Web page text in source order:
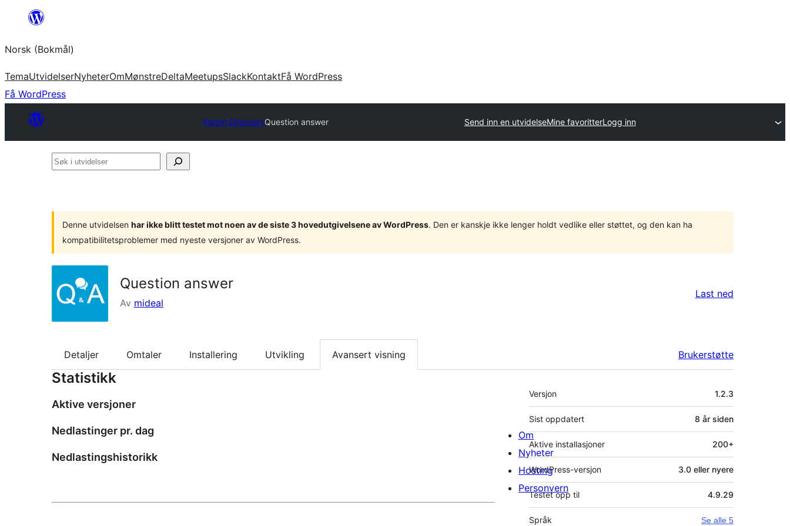
Hopp
innhold
Norsk (Bokmål)
TemaUtvidelserNyheterOmMønstreDeltaMeetupsSlackKontaktFå WordPress
Få WordPress
Plugin DirectoryQuestion answer Send inn en utvidelseMine favoritterLogg inn
Søk
Denne utvidelsen har ikke blitt testet mot noen av de siste 3 hovedutgivelsene av WordPress. Den er kanskje ikke lenger holdt vedlike eller støttet, og den kan ha
kompatibilitetsproblemer med nyeste versjoner av WordPress.
Question answer
Av mideal
Last ned
Detaljer Omtaler Installering Utvikling Avansert visning Brukerstøtte
Statistikk
Aktive versjoner
Nedlastinger pr. dag
Nedlastingshistorikk
Meta
Versjon 1.2.3
Sist oppdatert 8 år siden
Aktive installasjoner 200+
WordPress-versjon 3.0 eller nyere
Testet opp til 4.9.29
Språk Se alle 5
Om
Nyheter
Hosting
Personvern